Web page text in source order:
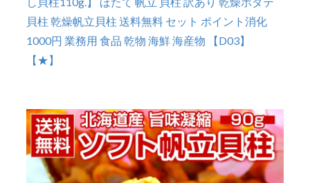
貝柱 乾燥帆立貝柱 送料無料 セット ポイント消化
1000円 業務用 食品 乾物 海鮮 海産物 【D03】
【★】